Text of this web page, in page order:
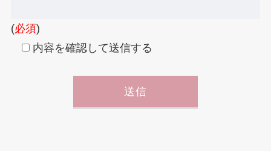
(必須)
内容を確認して送信する